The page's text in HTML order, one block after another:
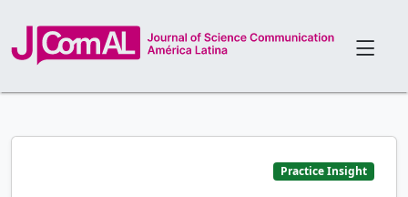
Practice Insight